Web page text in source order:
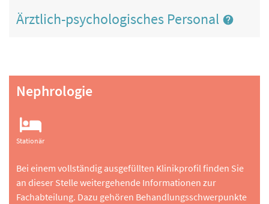
Ärztlich-psychologisches Personal
Nephrologie
Stationär
Bei einem vollständig ausgefüllten Klinikprofil finden Sie
an dieser Stelle weitergehende Informationen zur
Fachabteilung. Dazu gehören Behandlungsschwerpunkte